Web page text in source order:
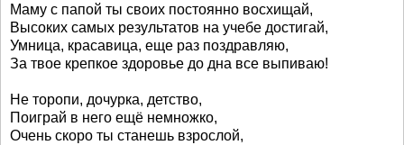
Маму с папой ты своих постоянно восхищай,
Высоких самых результатов на учебе достигай,
Умница, красавица, еще раз поздравляю,
За твое крепкое здоровье до дна все выпиваю!
Не торопи, дочурка, детство,
Поиграй в него ещё немножко,
Очень скоро ты станешь взрослой,